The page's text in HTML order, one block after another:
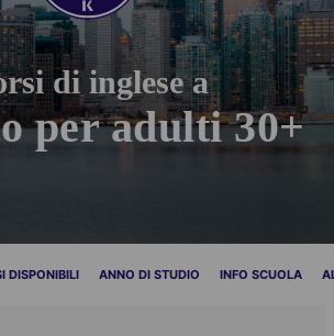
di inglese a
per adulti 30+
DISPONIBILI ANNO DI STUDIO INFO SCUOLA